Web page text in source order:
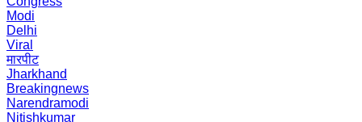
Modi
Delhi
Viral
मारपीट
Jharkhand
Breakingnews
Narendramodi
Nitishkumar